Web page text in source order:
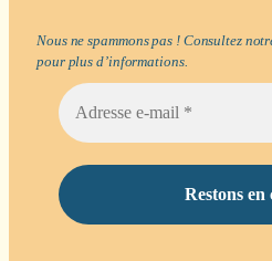
Nous ne spammons pas ! Consultez
pour plus d’informations.